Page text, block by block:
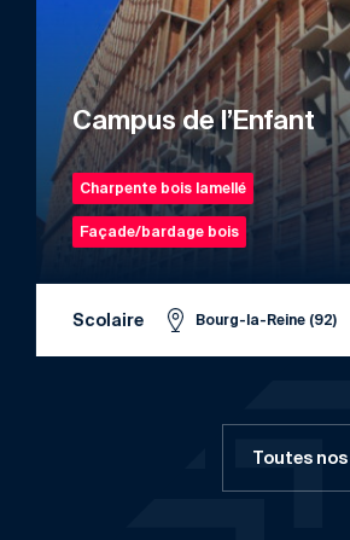
Campus de l’Enfant
Charpente bois lamellé
Façade/bardage bois
Scolaire Bourg-la-Reine (92)
Toutes